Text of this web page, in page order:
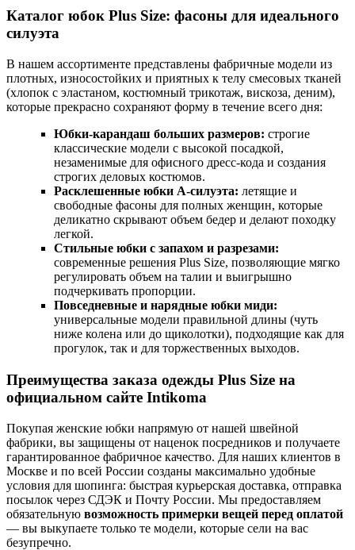
Каталог юбок Plus Size: фасоны для идеального
силуэта
В нашем ассортименте представлены фабричные модели из
плотных, износостойких и приятных к телу смесовых тканей
(хлопок с эластаном, костюмный трикотаж, вискоза, деним),
которые прекрасно сохраняют форму в течение всего дня:
Юбки-карандаш больших размеров: строгие
классические модели с высокой посадкой,
незаменимые для офисного дресс-кода и создания
строгих деловых костюмов.
Расклешенные юбки А-силуэта: летящие и
свободные фасоны для полных женщин, которые
деликатно скрывают объем бедер и делают походку
легкой.
Стильные юбки с запахом и разрезами:
современные решения Plus Size, позволяющие мягко
регулировать объем на талии и выигрышно
подчеркивать пропорции.
Повседневные и нарядные юбки миди:
универсальные модели правильной длины (чуть
ниже колена или до щиколотки), подходящие как для
прогулок, так и для торжественных выходов.
Преимущества заказа одежды Plus Size на
официальном сайте Intikoma
Покупая женские юбки напрямую от нашей швейной
фабрики, вы защищены от наценок посредников и получаете
гарантированное фабричное качество. Для наших клиентов в
Москве и по всей России созданы максимально удобные
условия для шопинга: быстрая курьерская доставка, отправка
посылок через СДЭК и Почту России. Мы предоставляем
обязательную возможность примерки вещей перед оплатой
— вы выкупаете только те модели, которые сели на вас
безупречно.